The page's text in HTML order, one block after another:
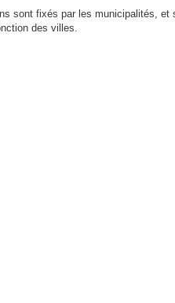
sont fixés par les municipalités, et
des villes.